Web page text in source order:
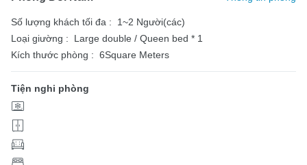
Số lượng khách tối đa :
1~2 Người(các)
Loại giường :
Large double / Queen bed * 1
Kích thước phòng : 6Square Meters
Tiện nghi phòng